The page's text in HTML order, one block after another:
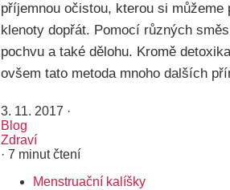
příjemnou očistou, kterou si můžeme
klenoty dopřát. Pomocí různých
pochvu a také dělohu. Kromě
ovšem tato metoda mnoho dalších
3. 11. 2017 ·
Blog
Zdraví
· 7 minut čtení
Menstruační kalíšky